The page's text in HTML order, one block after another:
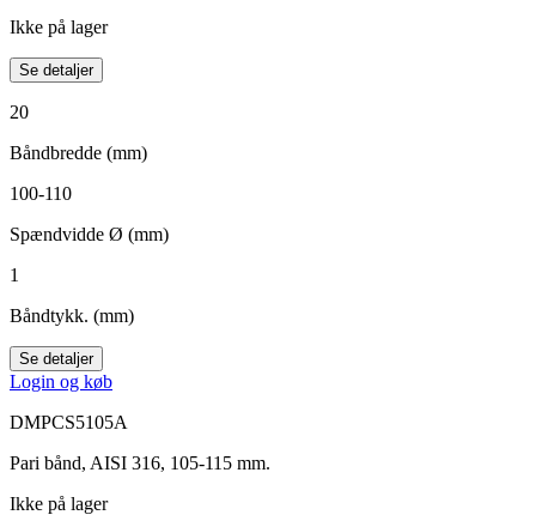
Ikke på lager
Se detaljer
20
Båndbredde (mm)
100-110
Spændvidde Ø (mm)
1
Båndtykk. (mm)
Se detaljer
Login og køb
DMPCS5105A
Pari bånd, AISI 316, 105-115 mm.
Ikke på lager